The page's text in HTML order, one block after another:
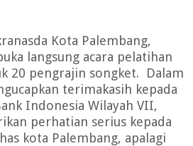
Kota Palembang,
langsung acara pelatihan
20 pengrajin songket. Dalam
terimakasih kepada
Indonesia Wilayah VII,
perhatian serius kepada
kota Palembang, apalagi